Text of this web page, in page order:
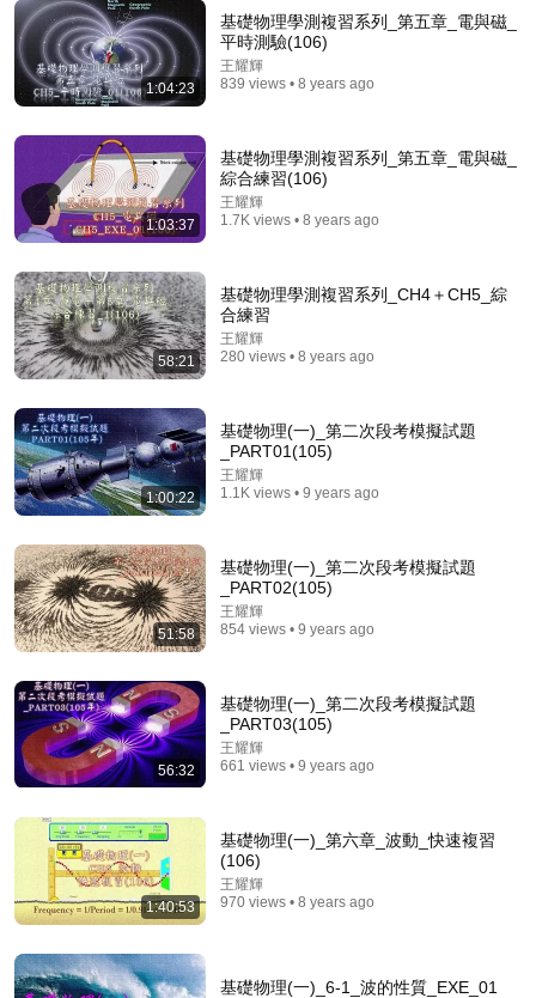
数学家 王虹#菲尔兹奖#IHES#挂谷猜想
她无界
New 5.8K views
Wrong
ANATOLY • 5.9M views
《喜单3》中式英语杀进美国脱口秀！华裔服务员不会
秀 #搞笑 #喜剧 #funny #综艺
笑翻天综艺社 and 叭叭一下
1:04:23
基礎物理學測複習系列_第五章_電與磁_
平時測驗(106)
王耀輝
839 views • 8 years ago
1:03:37
基礎物理學測複習系列_第五章_電與磁_
綜合練習(106)
王耀輝
1.7K views • 8 years ago
58:21
基礎物理學測複習系列_CH4＋CH5_綜
合練習
王耀輝
280 views • 8 years ago
1:00:22
基礎物理(一)_第二次段考模擬試題
_PART01(105)
王耀輝
1.1K views • 9 years ago
51:58
基礎物理(一)_第二次段考模擬試題
_PART02(105)
王耀輝
854 views • 9 years ago
56:32
基礎物理(一)_第二次段考模擬試題
_PART03(105)
王耀輝
661 views • 9 years ago
1:40:53
基礎物理(一)_第六章_波動_快速複習
(106)
王耀輝
970 views • 8 years ago
基礎物理(一)_6-1_波的性質_EXE_01